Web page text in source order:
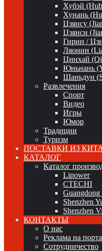
Хубэй
Хунань
Цзянсу
Цзянси
Гирин /
Ляонин
Цинхай
Юньнань
Шаньдун
Развлечения
Спорт
Видео
Игры
Юмор
Традиции
Туризм
ПОСТАВКИ ИЗ
КАТАЛОГ
Каталог
Lipower
CTECHI
Shenzhen
Shenzhen
КОНТАКТЫ
О нас
Реклама на
Сотрудничество